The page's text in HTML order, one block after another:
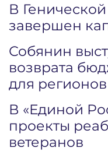
В
завершен
Собянин
возврата
для регионов
В «Единой
проекты
ветеранов